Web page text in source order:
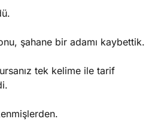
şahane bir adamı kaybettik.
tek kelime ile tarif